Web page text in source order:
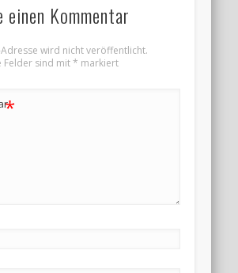
einen Kommentar
Adresse wird nicht veröffentlicht.
Felder sind mit* markiert
*